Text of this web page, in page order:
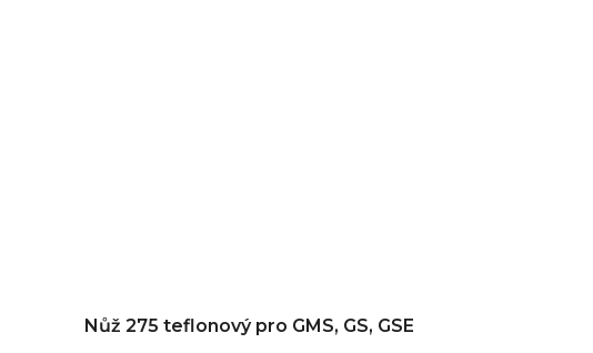
Nůž 275 teflonový pro GMS, GS, GSE